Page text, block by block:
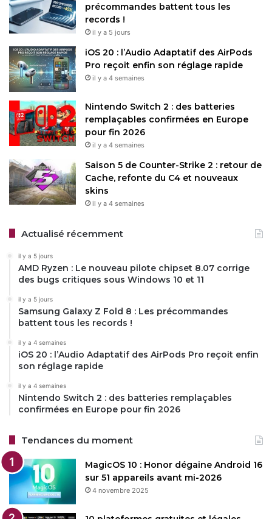
précommandes battent tous les
records !
il y a 5 jours
iOS 20 : l’Audio Adaptatif des AirPods
Pro reçoit enfin son réglage rapide
il y a 4 semaines
Nintendo Switch 2 : des batteries
remplaçables confirmées en Europe
pour fin 2026
il y a 4 semaines
Saison 5 de Counter-Strike 2 : retour de
Cache, refonte du C4 et nouveaux
skins
il y a 4 semaines
Actualisé récemment
il y a 5 jours
AMD Ryzen : Le nouveau pilote chipset 8.07 corrige
des bugs critiques sous Windows 10 et 11
il y a 5 jours
Samsung Galaxy Z Fold 8 : Les précommandes
battent tous les records !
il y a 4 semaines
iOS 20 : l’Audio Adaptatif des AirPods Pro reçoit enfin
son réglage rapide
il y a 4 semaines
Nintendo Switch 2 : des batteries remplaçables
confirmées en Europe pour fin 2026
Tendances du moment
MagicOS 10 : Honor dégaine Android 16
sur 51 appareils avant mi-2026
4 novembre 2025